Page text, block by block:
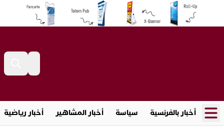
أخبار بالفرنسية سياسة أخبار المشاهير أخبار رياضية